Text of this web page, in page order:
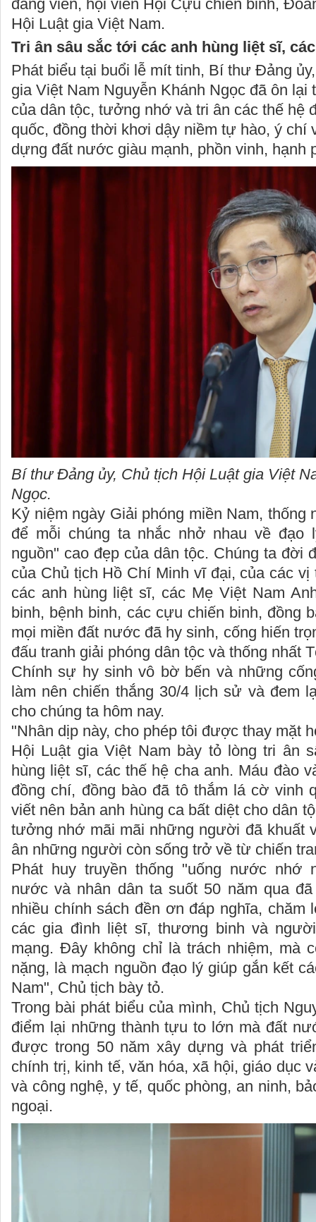
đảng viên, hội viên Hội Cựu chiến binh,
Hội Luật gia Việt Nam.
Tri ân sâu sắc tới các anh hùng liệt sĩ,
Phát biểu tại buổi lễ mít tinh, Bí thư Đảng
gia Việt Nam Nguyễn Khánh Ngọc đã ôn lại
của dân tộc, tưởng nhớ và tri ân các thế hệ
quốc, đồng thời khơi dậy niềm tự hào, ý chí
dựng đất nước giàu mạnh, phồn vinh, hạnh
Bí thư Đảng ủy, Chủ tịch Hội Luật gia Việt
Ngọc.
Kỷ niệm ngày Giải phóng miền Nam, thống
để mỗi chúng ta nhắc nhở nhau về đạo
nguồn" cao đẹp của dân tộc. Chúng ta đời
của Chủ tịch Hồ Chí Minh vĩ đại, của các vị
các anh hùng liệt sĩ, các Mẹ Việt Nam
binh, bệnh binh, các cựu chiến binh, đồng
mọi miền đất nước đã hy sinh, cống hiến
đấu tranh giải phóng dân tộc và thống nhất
Chính sự hy sinh vô bờ bến và những
làm nên chiến thắng 30/4 lịch sử và đem
cho chúng ta hôm nay.
"Nhân dịp này, cho phép tôi được thay mặt
Hội Luật gia Việt Nam bày tỏ lòng tri ân
hùng liệt sĩ, các thế hệ cha anh. Máu đào
đồng chí, đồng bào đã tô thắm lá cờ vinh
viết nên bản anh hùng ca bất diệt cho dân
tưởng nhớ mãi mãi những người đã khuất
ân những người còn sống trở về từ chiến
Phát huy truyền thống "uống nước nhớ
nước và nhân dân ta suốt 50 năm qua
nhiều chính sách đền ơn đáp nghĩa, chăm
các gia đình liệt sĩ, thương binh và
mạng. Đây không chỉ là trách nhiệm, mà
nặng, là mạch nguồn đạo lý giúp gắn kết
Nam", Chủ tịch bày tỏ.
Trong bài phát biểu của mình, Chủ tịch
điểm lại những thành tựu to lớn mà đất
được trong 50 năm xây dựng và phát
chính trị, kinh tế, văn hóa, xã hội, giáo dục
và công nghệ, y tế, quốc phòng, an ninh,
ngoại.